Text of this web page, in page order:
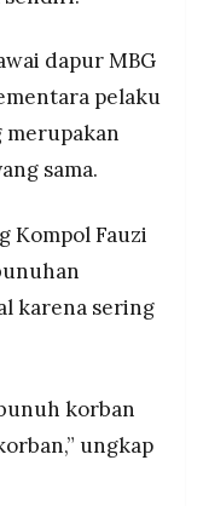
setelah
dan diantar ke
dapur MBG
pelaku
merupakan
sama.
Kompol Fauzi
karena sering
korban
ungkap